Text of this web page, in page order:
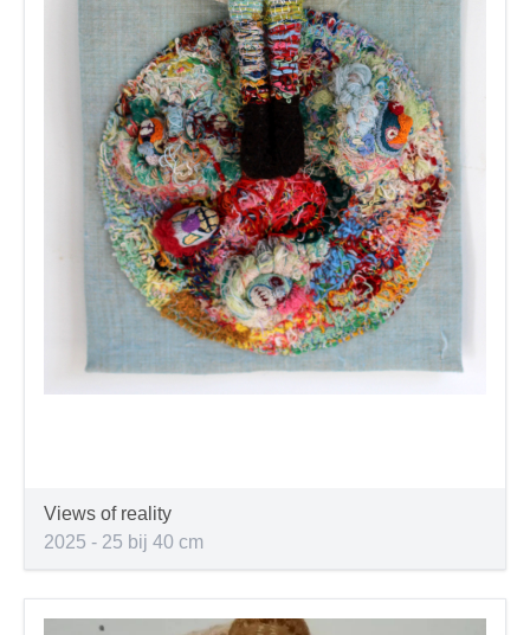
Views of reality
2025 - 25 bij 40 cm